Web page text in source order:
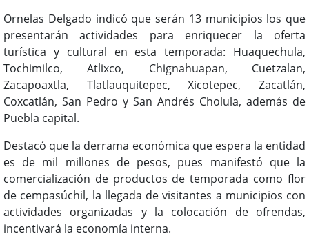
Ornelas Delgado indicó que serán 13 municipios los que
presentarán actividades para enriquecer la oferta
turística y cultural en esta temporada: Huaquechula,
Tochimilco, Atlixco, Chignahuapan, Cuetzalan,
Zacapoaxtla, Tlatlauquitepec, Xicotepec, Zacatlán,
Coxcatlán, San Pedro y San Andrés Cholula, además de
Puebla capital.
Destacó que la derrama económica que espera la entidad
es de mil millones de pesos, pues manifestó que la
comercialización de productos de temporada como flor
de cempasúchil, la llegada de visitantes a municipios con
actividades organizadas y la colocación de ofrendas,
incentivará la economía interna.